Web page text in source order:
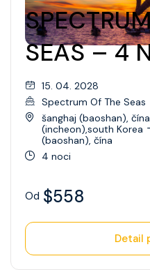
SEAS – 4
15. 04. 2028
Spectrum Of The Seas
šanghaj (baoshan), čína
(incheon),south Korea
(baoshan), čína
4 noci
Od $558
Detail